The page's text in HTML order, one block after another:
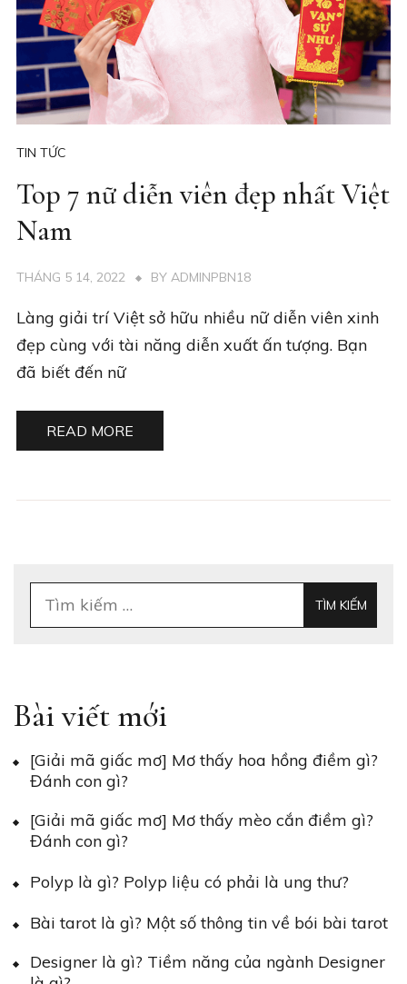
TIN TỨC
Top 7 nữ diễn viên đẹp nhất Việt
Nam
THÁNG 5 14, 2022 BY ADMINPBN18
Làng giải trí Việt sở hữu nhiều nữ diễn viên xinh
đẹp cùng với tài năng diễn xuất ấn tượng. Bạn
đã biết đến nữ
READ MORE
Tìm
Bài viết mới
[Giải mã giấc mơ] Mơ thấy hoa hồng điềm gì?
Đánh con gì?
[Giải mã giấc mơ] Mơ thấy mèo cắn điềm gì?
Đánh con gì?
Polyp là gì? Polyp liệu có phải là ung thư?
Bài tarot là gì? Một số thông tin về bói bài tarot
Designer là gì? Tiềm năng của ngành Designer